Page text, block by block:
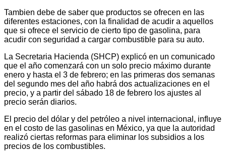
Tambien debe de saber que productos se ofrecen en las
diferentes estaciones, con la finalidad de acudir a aquellos
que si ofrece el servicio de cierto tipo de gasolina, para
acudir con seguridad a cargar combustible para su auto.
La Secretaria Hacienda (SHCP) explicó en un comunicado
que el año comenzará con un solo precio máximo durante
enero y hasta el 3 de febrero; en las primeras dos semanas
del segundo mes del año habrá dos actualizaciones en el
precio, y a partir del sábado 18 de febrero los ajustes al
precio serán diarios.
El precio del dólar y del petróleo a nivel internacional, influye
en el costo de las gasolinas en México, ya que la autoridad
realizó ciertas reformas para eliminar los subsidios a los
precios de los combustibles.